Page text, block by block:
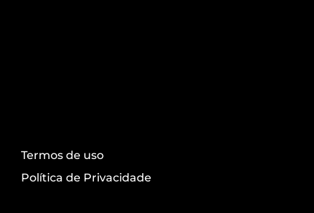
Termos de uso
Política de Privacidade